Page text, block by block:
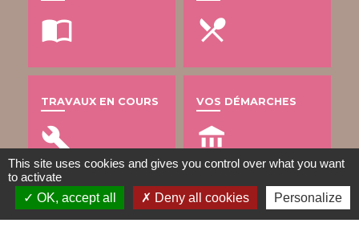
import_contacts local_dining
TRAVAUX EN COURS
build
VOS DÉMARCHES
account_balance
DÉCHETS
This site uses cookies and gives you control over what you want
to activate
OK, accept all
Deny all cookies Personalize